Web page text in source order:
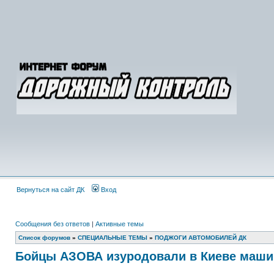
Вернуться на сайт ДК Вход
Сообщения без ответов | Активные темы
Список форумов » СПЕЦИАЛЬНЫЕ ТЕМЫ » ПОДЖОГИ АВТОМОБИЛЕЙ ДК
Бойцы АЗОВА изуродовали в Киеве